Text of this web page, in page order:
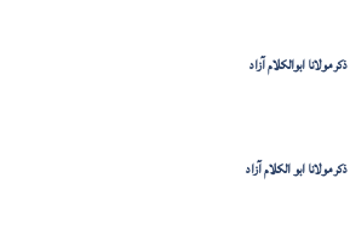
ذکر مولانا ابوالکلام آزاد
ذکر مولانا ابو الکلام آزاد